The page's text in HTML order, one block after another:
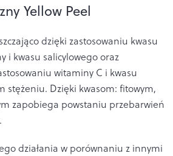
Yellow Peel
dzięki zastosowaniu kwasu
i kwasu salicylowego oraz
witaminy C i kwasu
stężeniu. Dzięki kwasom: fitowym,
zapobiega powstaniu przebarwień
działania w porównaniu z innymi